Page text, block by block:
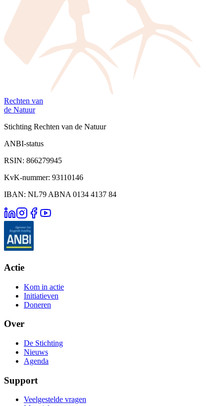
Rechten van
de Natuur
Stichting Rechten van de Natuur
ANBI-status
RSIN: 866279945
KvK-nummer: 93110146
IBAN: NL79 ABNA 0134 4137 84
Actie
Kom in actie
Initiatieven
Doneren
Over
De Stichting
Nieuws
Agenda
Support
Veelgestelde vragen